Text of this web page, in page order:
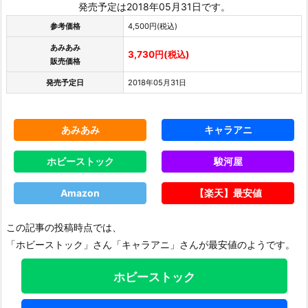
発売予定は2018年05月31日です。
参考価格 4,500円(税込)
あみあみ
販売価格
3,730円(税込)
発売予定日 2018年05月31日
あみあみ キャラアニ
ホビーストック 駿河屋
Amazon 【楽天】最安値
この記事の投稿時点では、
「ホビーストック」さん「キャラアニ」さんが最安値のようです。
ホビーストック